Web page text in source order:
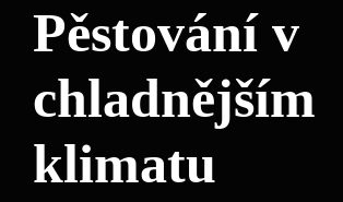
Pěstování v
chladnějším
klimatu